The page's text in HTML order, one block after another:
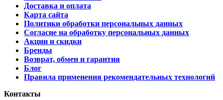
Доставка и оплата
Карта сайта
Политики обработки персональных данных
Согласие на обработку персональных данных
Акции и скидки
Бренды
Возврат, обмен и гарантия
Блог
Правила применения рекомендательных технологий
Контакты